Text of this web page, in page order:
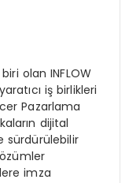
olan INFLOW
iş birlikleri
Pazarlama
dijital
sürdürülebilir
imza